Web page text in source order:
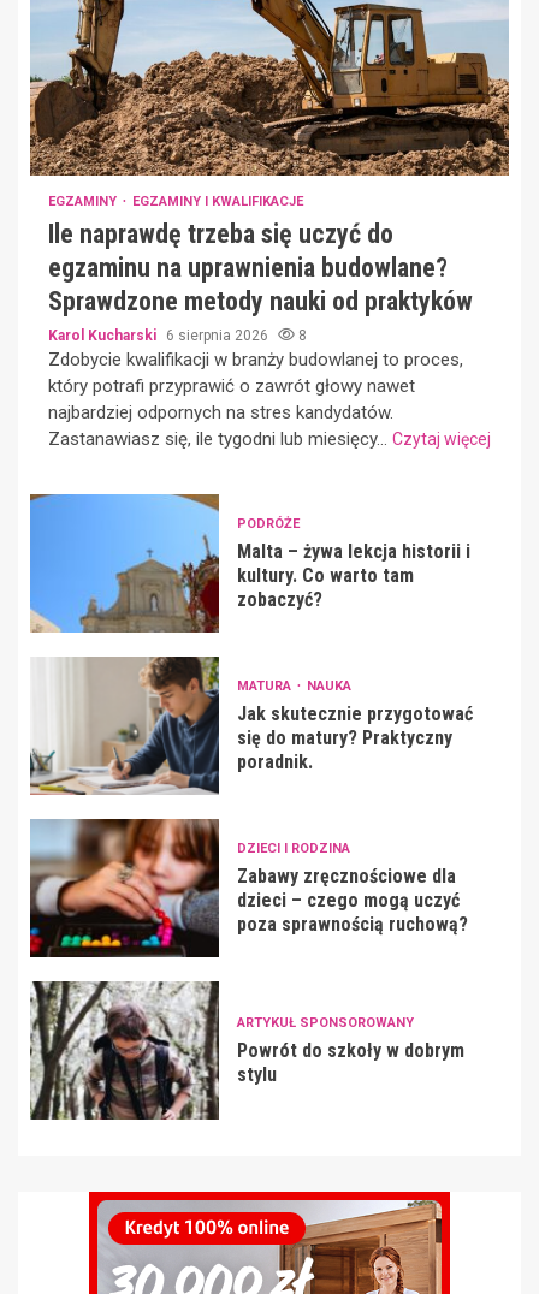
EGZAMINY EGZAMINY I KWALIFIKACJE
Ile naprawdę trzeba się uczyć do
egzaminu na uprawnienia budowlane?
Sprawdzone metody nauki od praktyków
Karol Kucharski 6 sierpnia 2026 8
Zdobycie kwalifikacji w branży budowlanej to proces,
który potrafi przyprawić o zawrót głowy nawet
najbardziej odpornych na stres kandydatów.
Zastanawiasz się, ile tygodni lub miesięcy... Czytaj więcej
PODRÓŻE
Malta – żywa lekcja historii i
kultury. Co warto tam
zobaczyć?
MATURA NAUKA
Jak skutecznie przygotować
się do matury? Praktyczny
poradnik.
DZIECI I RODZINA
Zabawy zręcznościowe dla
dzieci – czego mogą uczyć
poza sprawnością ruchową?
ARTYKUŁ SPONSOROWANY
Powrót do szkoły w dobrym
stylu